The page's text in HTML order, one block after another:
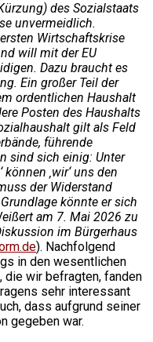
des Sozialstaats
unvermeidlich.
Wirtschaftskrise
will mit der EU
Dazu braucht es
Ein großer Teil der
ordentlichen Haushalt
Posten des Haushalts
gilt als Feld
führende
sind sich einig: Unter
‚wir‘ uns den
der Widerstand
könnte er sich
am 7. Mai 2026 zu
im Bürgerhaus
). Nachfolgend
in den wesentlichen
die wir befragten, fanden
sehr interessant
dass aufgrund seiner
gegeben war.